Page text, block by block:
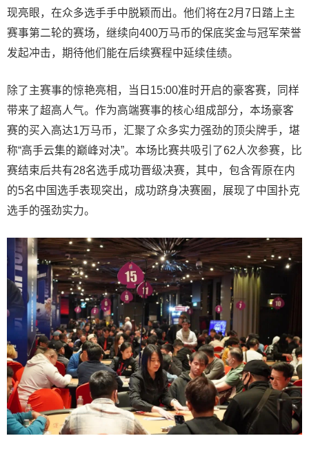
现亮眼，在众多选手手中脱颖而出。他们将在2月7日踏上主
赛事第二轮的赛场，继续向400万马币的保底奖金与冠军荣誉
发起冲击，期待他们能在后续赛程中延续佳绩。
除了主赛事的惊艳亮相，当日15:00准时开启的豪客赛，同样
带来了超高人气。作为高端赛事的核心组成部分，本场豪客
赛的买入高达1万马币，汇聚了众多实力强劲的顶尖牌手，堪
称“高手云集的巅峰对决”。本场比赛共吸引了62人次参赛，比
赛结束后共有28名选手成功晋级决赛，其中，包含胥原在内
的5名中国选手表现突出，成功跻身决赛圈，展现了中国扑克
选手的强劲实力。